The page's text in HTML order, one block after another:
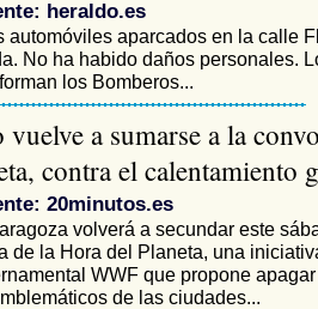
heraldo.es
automóviles aparcados en la calle
No ha habido daños personales.
los Bomberos...
a sumarse a la
contra el calentamiento
20minutos.es
volverá a secundar este
de la Hora del Planeta, una
WWF que propone
de las ciudades...